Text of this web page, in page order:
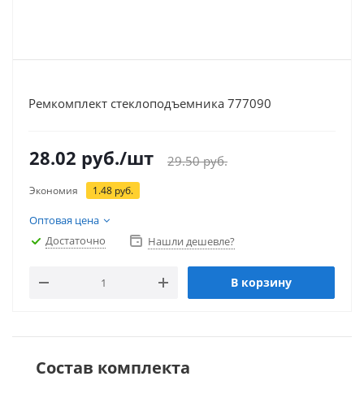
Ремкомплект стеклоподъемника 777090
28.02 руб./шт 29.50руб.
Экономия 1.48 руб.
Оптовая цена
Достаточно
Нашли дешевле?
В корзину
Состав комплекта